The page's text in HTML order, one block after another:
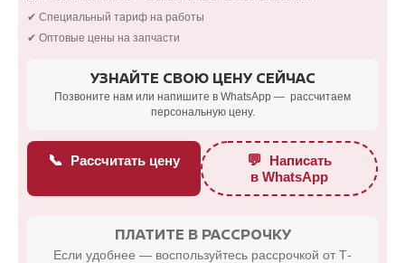
✔ Специальный тариф на работы
✔ Оптовые цены на запчасти
УЗНАЙТЕ СВОЮ ЦЕНУ СЕЙЧАС
Позвоните нам или напишите в WhatsApp — рассчитаем
персональную цену.
📞 Рассчитать цену 💬 Написать
в WhatsApp
ПЛАТИТЕ В РАССРОЧКУ
Если удобнее — воспользуйтесь рассрочкой от Т-